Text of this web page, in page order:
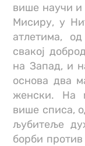
више научи и
Мисиру, у
атлетима,
свакој
на Запад, и
основа два
женски. На
више списа,
љубитеље
борби